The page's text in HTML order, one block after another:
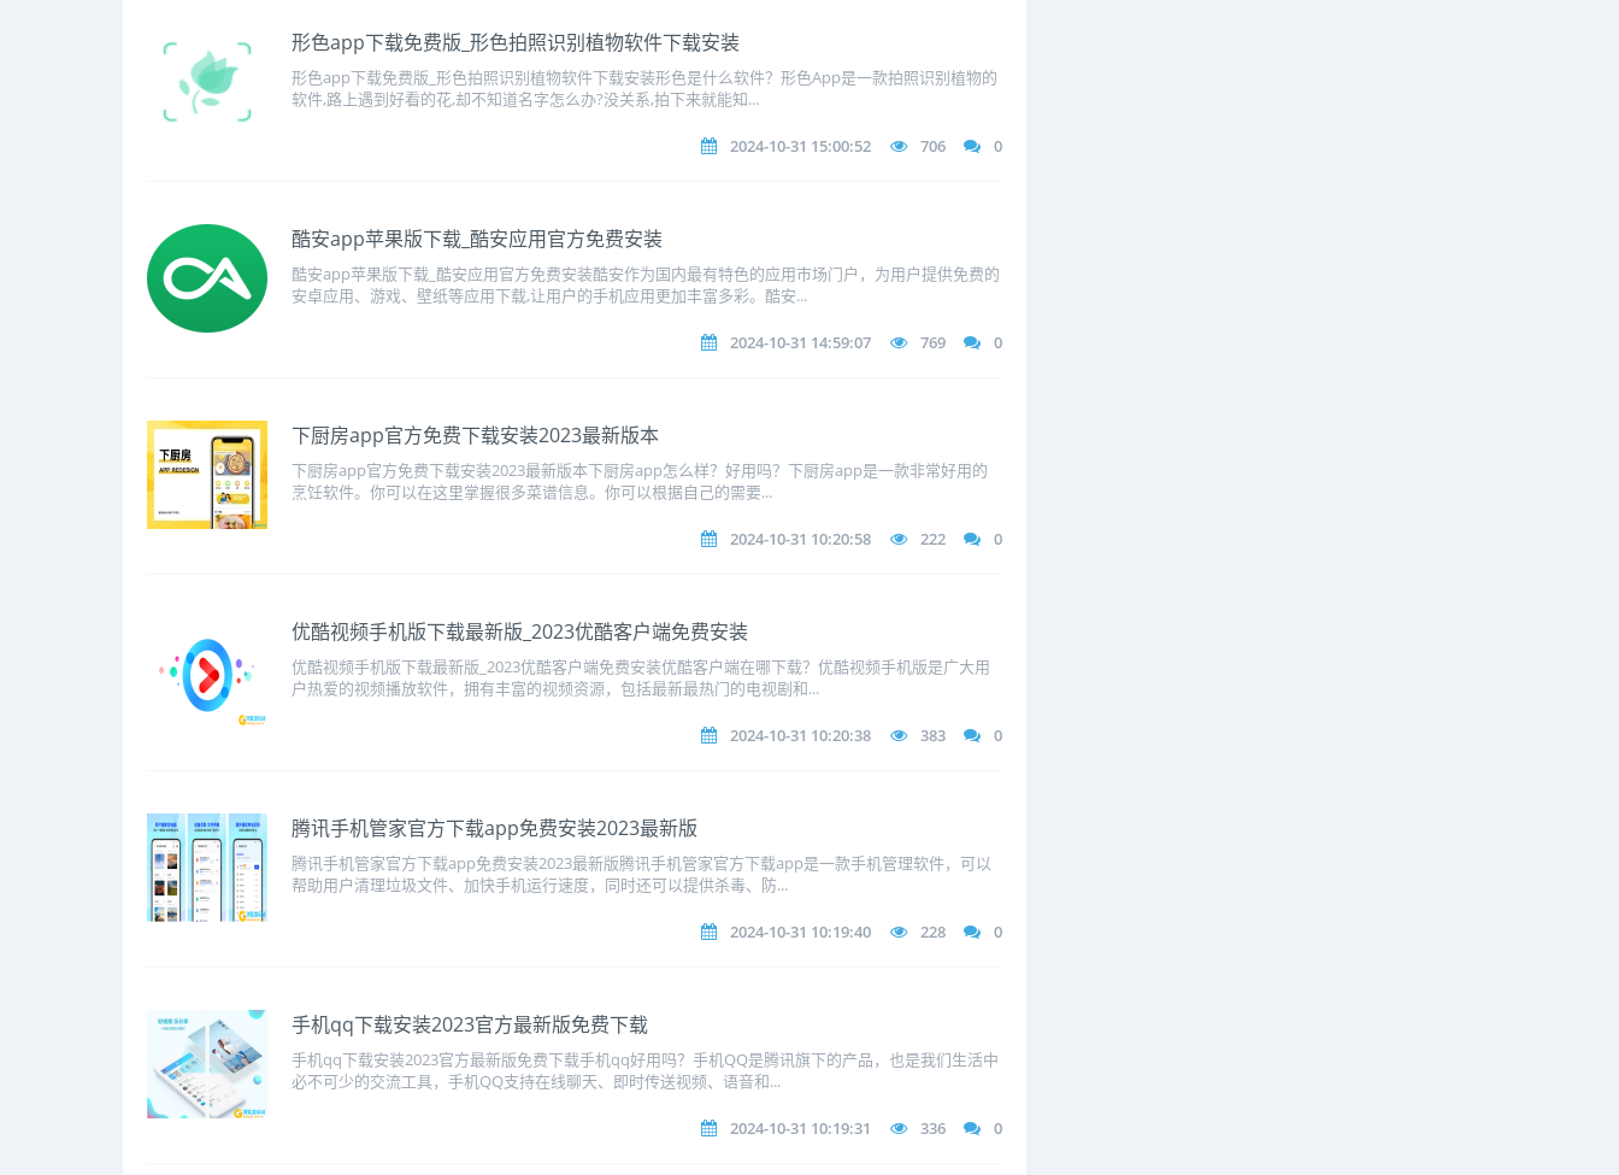
​形色app下载免费版_形色拍照识别植物软件下载安装
形色app下载免费版_形色拍照识别植物软件下载安装形色是什么软件？形色App是一款拍照识别植物的
软件,路上遇到好看的花,却不知道名字怎么办?没关系,拍下来就能知...
2024-10-31 15:00:52 706 0
​酷安app苹果版下载_酷安应用官方免费安装
酷安app苹果版下载_酷安应用官方免费安装酷安作为国内最有特色的应用市场门户，为用户提供免费的
安卓应用、游戏、壁纸等应用下载,让用户的手机应用更加丰富多彩。酷安...
2024-10-31 14:59:07 769 0
​下厨房app官方免费下载安装2023最新版本
下厨房app官方免费下载安装2023最新版本下厨房app怎么样？好用吗？下厨房app是一款非常好用的
烹饪软件。你可以在这里掌握很多菜谱信息。你可以根据自己的需要...
2024-10-31 10:20:58 222 0
​优酷视频手机版下载最新版_2023优酷客户端免费安装
优酷视频手机版下载最新版_2023优酷客户端免费安装优酷客户端在哪下载？优酷视频手机版是广大用
户热爱的视频播放软件，拥有丰富的视频资源，包括最新最热门的电视剧和...
2024-10-31 10:20:38 383 0
​腾讯手机管家官方下载app免费安装2023最新版
腾讯手机管家官方下载app免费安装2023最新版腾讯手机管家官方下载app是一款手机管理软件，可以
帮助用户清理垃圾文件、加快手机运行速度，同时还可以提供杀毒、防...
2024-10-31 10:19:40 228 0
​手机qq下载安装2023官方最新版免费下载
手机qq下载安装2023官方最新版免费下载手机qq好用吗？手机QQ是腾讯旗下的产品，也是我们生活中
必不可少的交流工具，手机QQ支持在线聊天、即时传送视频、语音和...
2024-10-31 10:19:31 336 0